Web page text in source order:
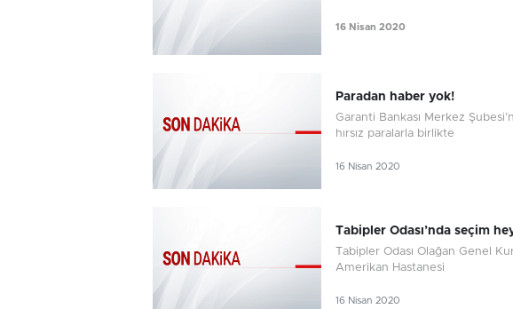
16 Nisan 2020
Paradan haber yok!
Garanti Bankası Merkez
hırsız paralarla birlikte
16 Nisan 2020
Tabipler Odası’nda seçim
Tabipler Odası Olağan Genel
Amerikan Hastanesi
16 Nisan 2020